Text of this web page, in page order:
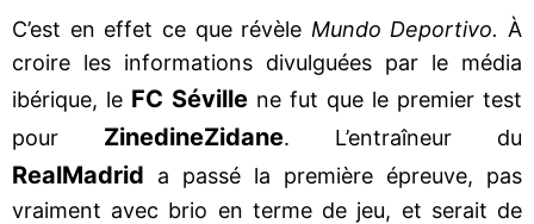
C’est en effet ce que révèle Mundo Deportivo. À
croire les informations divulguées par le média
ibérique, le FC Séville ne fut que le premier test
pour ZinedineZidane. L’entraîneur du
RealMadrid a passé la première épreuve, pas
vraiment avec brio en terme de jeu, et serait de